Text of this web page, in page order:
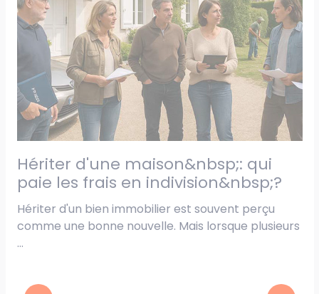
hériter d'une maison&nbsp;: qui
paie les frais en indivision&nbsp;?
Hériter d'un bien immobilier est souvent perçu
comme une bonne nouvelle. Mais lorsque plusieurs
...